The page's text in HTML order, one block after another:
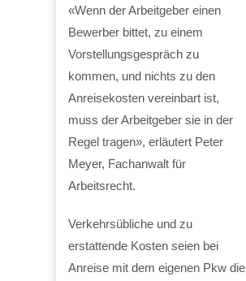
«Wenn der Arbeitgeber einen
Bewerber bittet, zu einem
Vorstellungsgespräch zu
kommen, und nichts zu den
Anreisekosten vereinbart ist,
muss der Arbeitgeber sie in der
Regel tragen», erläutert Peter
Meyer, Fachanwalt für
Arbeitsrecht.
Verkehrsübliche und zu
erstattende Kosten seien bei
Anreise mit dem eigenen Pkw die